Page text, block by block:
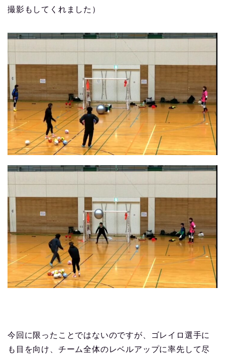
撮影もしてくれました）
今回に限ったことではないのですが、ゴレイロ選手に
も目を向け、チーム全体のレベルアップに率先して尽